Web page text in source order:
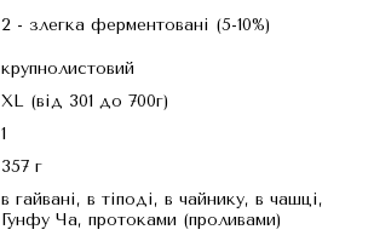
2 - злегка ферментовані (5-10%)
крупнолистовий
XL (від 301 до 700г)
1
357 г
в гайвані, в тіподі, в чайнику, в чашці,
Гунфу Ча, протоками (проливами)